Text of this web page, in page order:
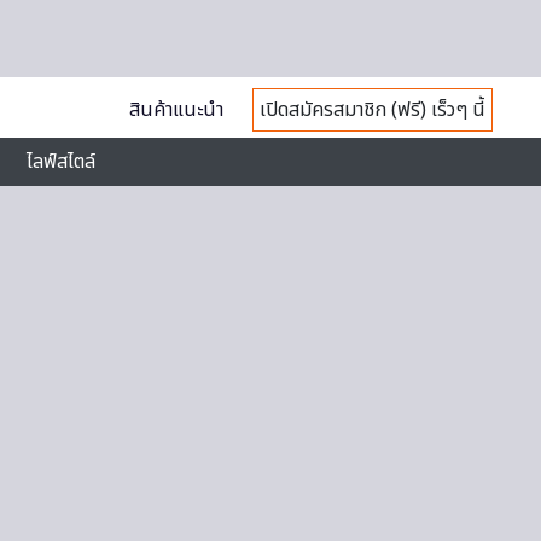
สินค้าแนะนำ
เปิดสมัครสมาชิก (ฟรี) เร็วๆ นี้
ไลฟ์สไตล์